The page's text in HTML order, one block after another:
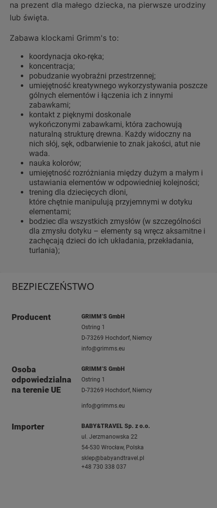
na prezent dla małego dziecka, na pierwsze urodziny
lub święta.
Zabawa klockami Grimm's to:
koordynacja oko-ręka;
koncentracja;
pobudzanie wyobraźni przestrzennej;
umiejętność kreatywnego wykorzystywania poszcze
gólnych elementów i łączenia ich z innymi
zabawkami;
kontakt z pięknymi doskonale
wykończonymi zabawkami, która zachowują
naturalną strukturę drewna. Każdy widoczny na
nich słój, sęk, odbarwienie to znak jakości, atut nie
wada.
nauka kolorów;
umiejętność rozróżniania między dużym a małym i
ustawiania elementów w odpowiedniej kolejności;
trening dla dziecięcych dłoni,
które chętnie manipulują przyjemnymi w dotyku
elementami;
bodziec dla wszystkich zmysłów (w szczególności
dla zmysłu dotyku – elementy są wręcz aksamitne i
zachęcają dzieci do ich układania, przekładania,
turlania);
BEZPIECZEŃSTWO
Producent
GRIMM’S GmbH
Ostring 1
D-73269 Hochdorf, Niemcy
info@grimms.eu
Osoba
odpowiedzialna
na terenie UE
GRIMM’S GmbH
Ostring 1
D-73269 Hochdorf, Niemcy
info@grimms.eu
Importer
BABY&TRAVEL Sp. z o.o.
ul. Jerzmanowska 22
54-530 Wrocław, Polska
sklep@babyandtravel.pl
+48 730 338 037